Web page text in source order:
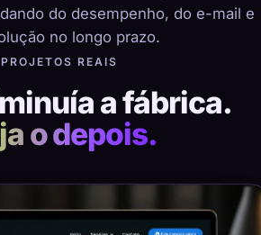
do desempenho, do e-mail e
no longo prazo.
PROJETOS REAIS
a fábrica.
o depois.